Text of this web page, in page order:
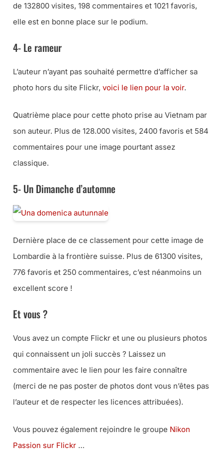
de 132800 visites, 198 commentaires et 1021 favoris,
elle est en bonne place sur le podium.
4- Le rameur
L’auteur n’ayant pas souhaité permettre d’afficher sa
photo hors du site Flickr, voici le lien pour la voir.
Quatrième place pour cette photo prise au Vietnam par
son auteur. Plus de 128.000 visites, 2400 favoris et 584
commentaires pour une image pourtant assez
classique.
5- Un Dimanche d’automne
Dernière place de ce classement pour cette image de
Lombardie à la frontière suisse. Plus de 61300 visites,
776 favoris et 250 commentaires, c’est néanmoins un
excellent score !
Et vous ?
Vous avez un compte Flickr et une ou plusieurs photos
qui connaissent un joli succès ? Laissez un
commentaire avec le lien pour les faire connaître
(merci de ne pas poster de photos dont vous n’êtes pas
l’auteur et de respecter les licences attribuées).
Vous pouvez également rejoindre le groupe Nikon
Passion sur Flickr …